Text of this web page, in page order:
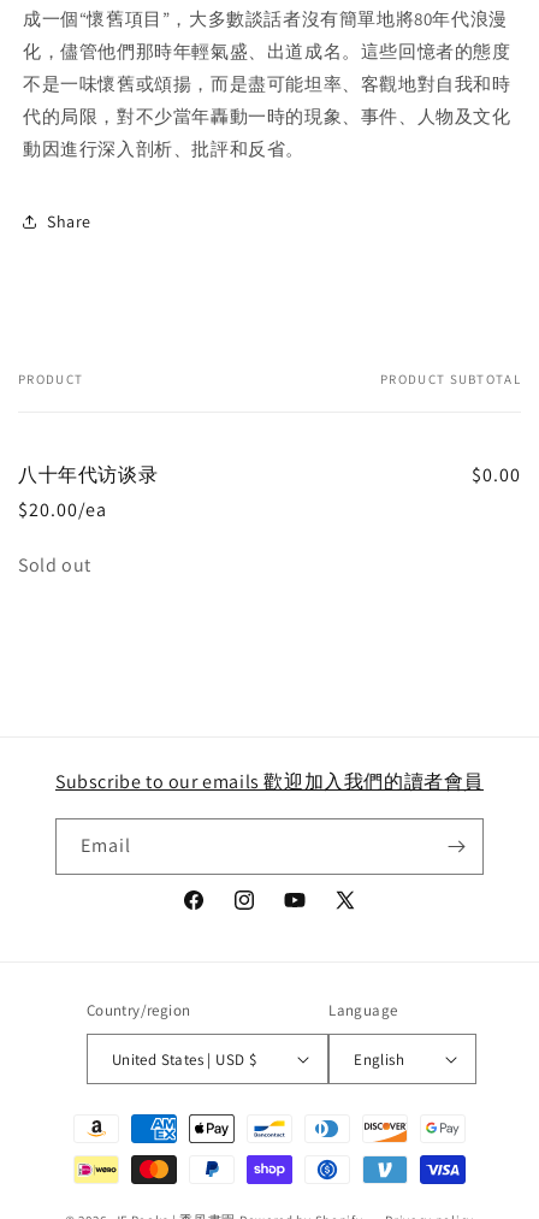
成一個“懷舊項目”，大多數談話者沒有簡單地將80年代浪漫
化，儘管他們那時年輕氣盛、出道成名。這些回憶者的態度
不是一味懷舊或頌揚，而是盡可能坦率、客觀地對自我和時
代的局限，對不少當年轟動一時的現象、事件、人物及文化
動因進行深入剖析、批評和反省。
Share
Your
PRODUCT PRODUCT SUBTOTAL
八十年代访谈录
$20.00/ea
$0.00
Quantity
Sold out
Subscribe to our emails 歡迎加入我們的讀者會員
Email
FacebookInstagramYouTube
X
Country/region
United States | USD $
Language
English
Payment